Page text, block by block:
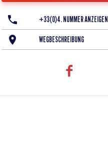
+33(0)4. NUMMER ANZEIGEN
WEGBESCHREIBUNG